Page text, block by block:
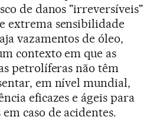
de danos "irreversíveis"
extrema sensibilidade
vazamentos de óleo,
contexto em que as
petrolíferas não têm
em nível mundial,
eficazes e ágeis para
caso de acidentes.